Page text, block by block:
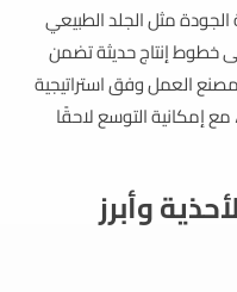
مثل الجلد الطبيعي
خطوط إنتاج حديثة تضمن
العمل وفق استراتيجية
مع إمكانية التوسع لاحقًا
وأبرز